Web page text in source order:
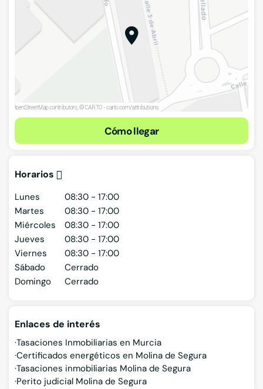
Cómo llegar
Horarios
Lunes
08:30 - 17:00
Martes
08:30 - 17:00
Miércoles
08:30 - 17:00
Jueves
08:30 - 17:00
Viernes
08:30 - 17:00
Sábado
Cerrado
Domingo
Cerrado
Enlaces de interés
Tasaciones Inmobiliarias en Murcia
Certificados energéticos en Molina de Segura
Tasaciones inmobiliarias Molina de Segura
Perito judicial Molina de Segura